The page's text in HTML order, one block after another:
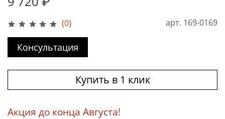
(0) арт. 169-0169
Консультация
Купить в 1 клик
Акция до конца Августа!